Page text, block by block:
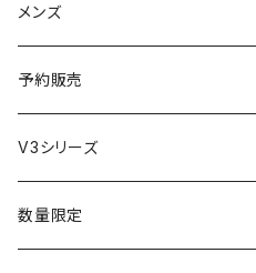
ラディアント
コテ／アイロン
美顔器／スチーマー
シャワーヘッド
インナーケア（乳酸菌・腸内環境サ
ドリンク
プロテイン
セット
グッズ
メンズ
予約販売
V3シリーズ
数量限定